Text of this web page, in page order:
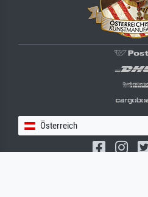
Österreich